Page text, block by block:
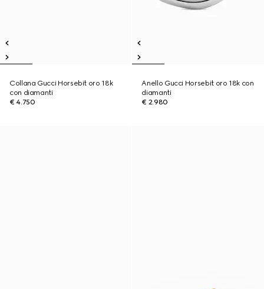
Collana Gucci Horsebit oro 18k
con diamanti
€ 4.750
Anello Gucci Horsebit oro 18k con
diamanti
€ 2.980